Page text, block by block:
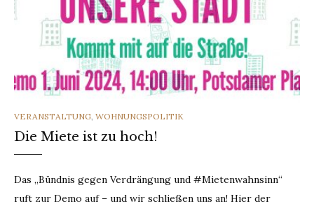
CATEGORIES
VERANSTALTUNG, WOHNUNGSPOLITIK
Die Miete ist zu hoch!
Das „Bündnis gegen Verdrängung und #Mietenwahnsinn“
ruft zur Demo auf – und wir schließen uns an! Hier der